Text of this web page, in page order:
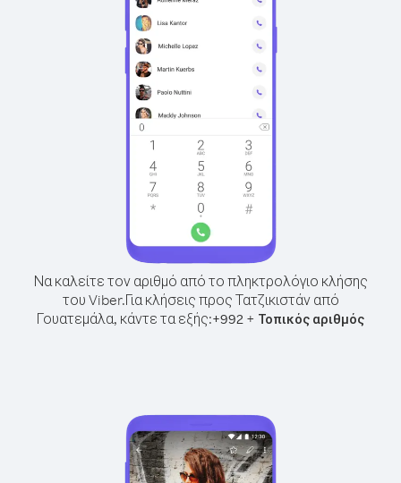
Να καλείτε τον αριθμό από το πληκτρολόγιο κλήσης
του Viber.Για κλήσεις προς Τατζικιστάν από
Γουατεμάλα, κάντε τα εξής:+992 + Τοπικός αριθμός